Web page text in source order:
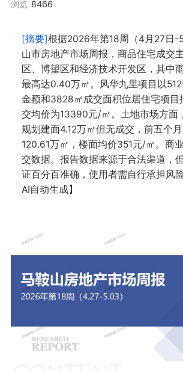
浏览 8466
[摘要]根据2026年第18周（4月27日-
山市房地产市场周报，商品住宅成交
区、博望区和经济技术开发区，其中
最高达0.40万㎡。风华九里项目以
金额和3828㎡成交面积位居住宅项目
交均价为13390元/㎡。土地市场方面
规划建面4.12万㎡但无成交，前五个
120.61万㎡，楼面均价351元/㎡。商
交数据。报告数据来源于合法渠道，
证百分百准确，使用者需自行承担风
AI自动生成】